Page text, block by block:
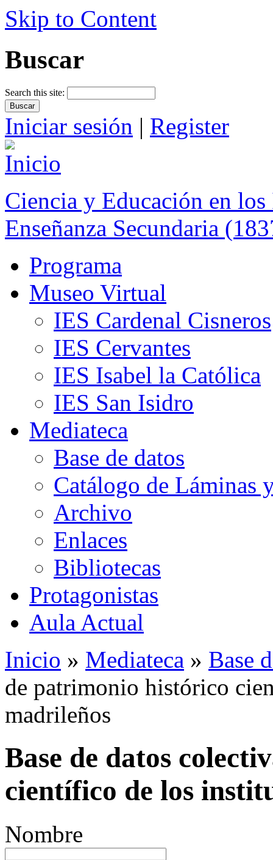
Skip to Content
Buscar
Search this site:
Iniciar sesión | Register
Ciencia y Educación en
Enseñanza Secundaria
Programa
Museo Virtual
IES Cardenal Cisneros
IES Cervantes
IES Isabel la Católica
IES San Isidro
Mediateca
Base de datos
Catálogo de Láminas
Archivo
Enlaces
Bibliotecas
Protagonistas
Aula Actual
Inicio » Mediateca » Base
de patrimonio histórico
madrileños
Base de datos
científico de los
Nombre